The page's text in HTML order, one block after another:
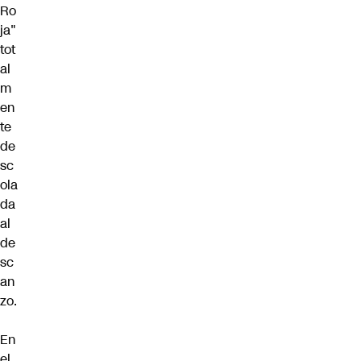
Ro
ja"
tot
al
m
en
te
de
sc
ola
da
al
de
sc
an
zo.
En